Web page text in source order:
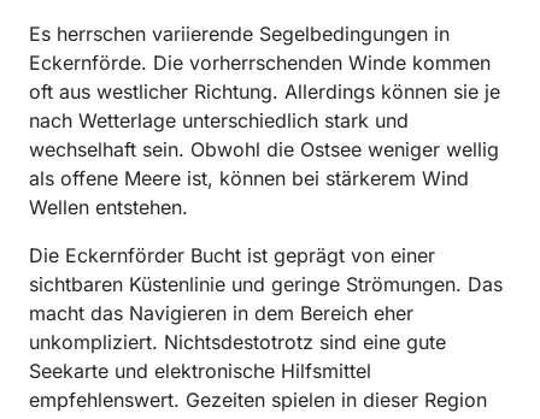
Es herrschen variierende Segelbedingungen in
Eckernförde. Die vorherrschenden Winde kommen
oft aus westlicher Richtung. Allerdings können sie je
nach Wetterlage unterschiedlich stark und
wechselhaft sein. Obwohl die Ostsee weniger wellig
als offene Meere ist, können bei stärkerem Wind
Wellen entstehen.
Die Eckernförder Bucht ist geprägt von einer
sichtbaren Küstenlinie und geringe Strömungen. Das
macht das Navigieren in dem Bereich eher
unkompliziert. Nichtsdestotrotz sind eine gute
Seekarte und elektronische Hilfsmittel
empfehlenswert. Gezeiten spielen in dieser Region